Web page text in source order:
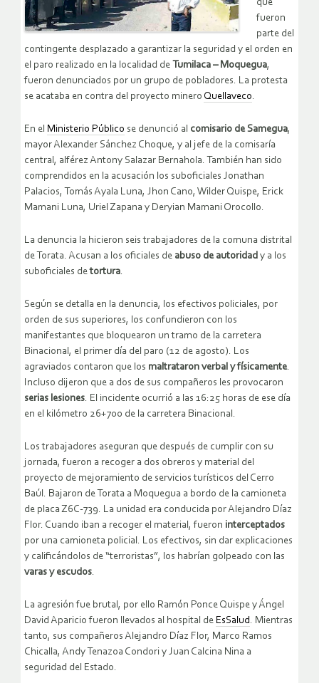
que
fueron
parte del
contingente desplazado a garantizar la seguridad y el orden en
el paro realizado en la localidad de Tumilaca – Moquegua,
fueron denunciados por un grupo de pobladores. La protesta
se acataba en contra del proyecto minero Quellaveco.
En el Ministerio Público se denunció al comisario de Samegua,
mayor Alexander Sánchez Choque, y al jefe de la comisaría
central, alférez Antony Salazar Bernahola. También han sido
comprendidos en la acusación los suboficiales Jonathan
Palacios, Tomás Ayala Luna, Jhon Cano, Wilder Quispe, Erick
Mamani Luna, Uriel Zapana y Deryian Mamani Orocollo.
La denuncia la hicieron seis trabajadores de la comuna distrital
de Torata. Acusan a los oficiales de abuso de autoridad y a los
suboficiales detortura.
Según se detalla en la denuncia, los efectivos policiales, por
orden de sus superiores, los confundieron con los
manifestantes que bloquearon un tramo de la carretera
Binacional, el primer día del paro (12 de agosto). Los
agraviados contaron que los maltrataron verbal y físicamente.
Incluso dijeron que a dos de sus compañeros les provocaron
serias lesiones. El incidente ocurrió a las 16:25 horas de ese día
en el kilómetro 26+700 de la carretera Binacional.
Los trabajadores aseguran que después de cumplir con su
jornada, fueron a recoger a dos obreros y material del
proyecto de mejoramiento de servicios turísticos del Cerro
Baúl. Bajaron de Torata a Moquegua a bordo de la camioneta
de placa Z6C-739. La unidad era conducida por Alejandro Díaz
Flor. Cuando iban a recoger el material, fueron interceptados
por una camioneta policial. Los efectivos, sin dar explicaciones
y calificándolos de “terroristas”, los habrían golpeado con las
varas y escudos.
La agresión fue brutal, por ello Ramón Ponce Quispe y Ángel
David Aparicio fueron llevados al hospital de EsSalud. Mientras
tanto, sus compañeros Alejandro Díaz Flor, Marco Ramos
Chicalla, Andy Tenazoa Condori y Juan Calcina Nina a
seguridad del Estado.